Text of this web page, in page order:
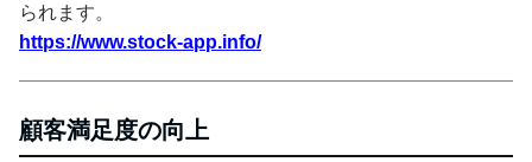
られます。
https://www.stock-app.info/
顧客満足度の向上